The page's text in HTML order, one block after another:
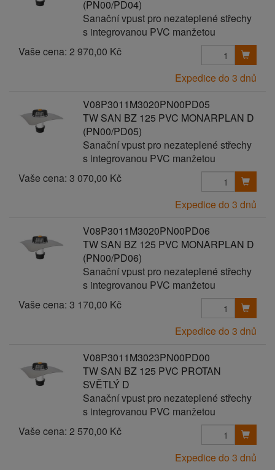
(PN00/PD04)
Sanační vpust pro nezateplené střechy
s integrovanou PVC manžetou
Vaše cena: 2 970,00 Kč
Expedice do 3 dnů
V08P3011M3020PN00PD05
TW SAN BZ 125 PVC MONARPLAN D
(PN00/PD05)
Sanační vpust pro nezateplené střechy
s integrovanou PVC manžetou
Vaše cena: 3 070,00 Kč
Expedice do 3 dnů
V08P3011M3020PN00PD06
TW SAN BZ 125 PVC MONARPLAN D
(PN00/PD06)
Sanační vpust pro nezateplené střechy
s integrovanou PVC manžetou
Vaše cena: 3 170,00 Kč
Expedice do 3 dnů
V08P3011M3023PN00PD00
TW SAN BZ 125 PVC PROTAN
SVĚTLÝ D
Sanační vpust pro nezateplené střechy
s integrovanou PVC manžetou
Vaše cena: 2 570,00 Kč
Expedice do 3 dnů